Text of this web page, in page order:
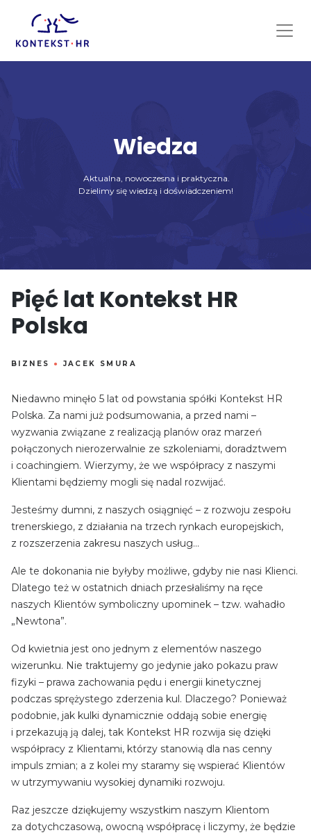
content
Wiedza
Aktualna, nowoczesna i praktyczna.
Dzielimy się wiedzą i doświadczeniem!
Pięć lat Kontekst HR
Polska
BIZNES ● JACEK SMURA
Niedawno minęło 5 lat od powstania spółki Kontekst HR
Polska. Za nami już podsumowania, a przed nami –
wyzwania związane z realizacją planów oraz marzeń
połączonych nierozerwalnie ze szkoleniami, doradztwem
i coachingiem. Wierzymy, że we współpracy z naszymi
Klientami będziemy mogli się nadal rozwijać.
Jesteśmy dumni, z naszych osiągnięć – z rozwoju zespołu
trenerskiego, z działania na trzech rynkach europejskich,
z rozszerzenia zakresu naszych usług…
Ale te dokonania nie byłyby możliwe, gdyby nie nasi Klienci.
Dlatego też w ostatnich dniach przesłaliśmy na ręce
naszych Klientów symboliczny upominek – tzw. wahadło
„Newtona”.
Od kwietnia jest ono jednym z elementów naszego
wizerunku. Nie traktujemy go jedynie jako pokazu praw
fizyki – prawa zachowania pędu i energii kinetycznej
podczas sprężystego zderzenia kul. Dlaczego? Ponieważ
podobnie, jak kulki dynamicznie oddają sobie energię
i przekazują ją dalej, tak Kontekst HR rozwija się dzięki
współpracy z Klientami, którzy stanowią dla nas cenny
impuls zmian; a z kolei my staramy się wspierać Klientów
w utrzymywaniu wysokiej dynamiki rozwoju.
Raz jeszcze dziękujemy wszystkim naszym Klientom
za dotychczasową, owocną współpracę i liczymy, że będzie